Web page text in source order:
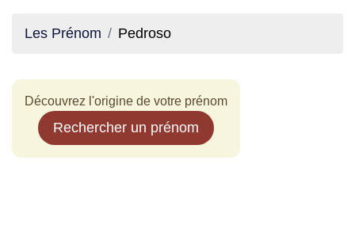
Les Prénom Pedroso
Découvrez l'origine de votre prénom
Rechercher un prénom